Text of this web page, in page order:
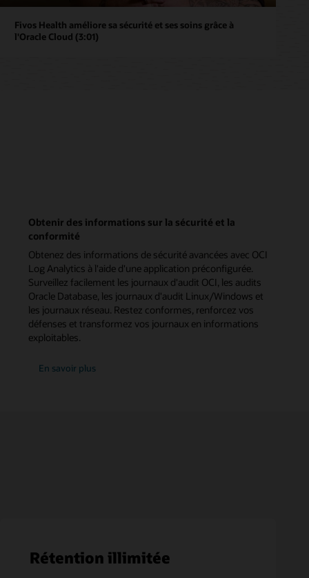
Fivos Health améliore sa sécurité et ses soins grâce à
l'Oracle Cloud (3:01)
Obtenir des informations sur la sécurité et la
conformité
Obtenez des informations de sécurité avancées avec OCI
Log Analytics à l'aide d'une application préconfigurée.
Surveillez facilement les journaux d'audit OCI, les audits
Oracle Database, les journaux d'audit Linux/Windows et
les journaux réseau. Restez conformes, renforcez vos
défenses et transformez vos journaux en informations
exploitables.
En savoir plus
l'application
Rétention illimitée